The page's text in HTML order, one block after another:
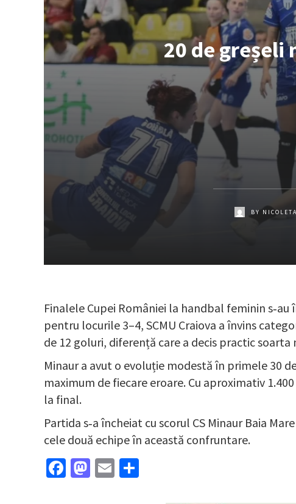
20 de greșeli
BY
Finalele Cupei României la handbal feminin
pentru locurile 3–4, SCMU Craiova a învins
de 12 goluri, diferență care a decis practic soarta
Minaur a avut o evoluție modestă în primele 30
maximum de fiecare eroare. Cu aproximativ
la final.
Partida s‑a încheiat cu scorul CS Minaur Baia
cele două echipe în această confruntare.
Facebook
Mastodon
Email